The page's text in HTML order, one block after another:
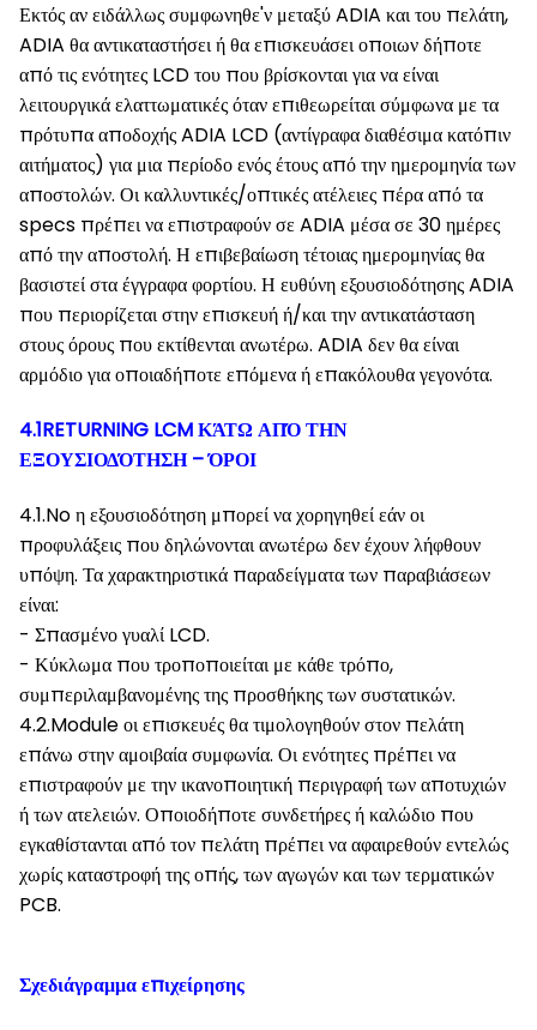
Εκτός αν ειδάλλως συμφωνηθε'ν μεταξύ ADIA και του πελάτη,
ADIA θα αντικαταστήσει ή θα επισκευάσει οποιων δήποτε
από τις ενότητες LCD του που βρίσκονται για να είναι
λειτουργικά ελαττωματικές όταν επιθεωρείται σύμφωνα με τα
πρότυπα αποδοχής ADIA LCD (αντίγραφα διαθέσιμα κατόπιν
αιτήματος) για μια περίοδο ενός έτους από την ημερομηνία των
αποστολών. Οι καλλυντικές/οπτικές ατέλειες πέρα από τα
specs πρέπει να επιστραφούν σε ADIA μέσα σε 30 ημέρες
από την αποστολή. Η επιβεβαίωση τέτοιας ημερομηνίας θα
βασιστεί στα έγγραφα φορτίου. Η ευθύνη εξουσιοδότησης ADIA
που περιορίζεται στην επισκευή ή/και την αντικατάσταση
στους όρους που εκτίθενται ανωτέρω. ADIA δεν θα είναι
αρμόδιο για οποιαδήποτε επόμενα ή επακόλουθα γεγονότα.
4.1RETURNING LCM ΚΆΤΩ ΑΠΌ ΤΗΝ
ΕΞΟΥΣΙΟΔΌΤΗΣΗ – ΌΡΟΙ
4.1.No η εξουσιοδότηση μπορεί να χορηγηθεί εάν οι
προφυλάξεις που δηλώνονται ανωτέρω δεν έχουν λήφθουν
υπόψη. Τα χαρακτηριστικά παραδείγματα των παραβιάσεων
είναι:
- Σπασμένο γυαλί LCD.
- Κύκλωμα που τροποποιείται με κάθε τρόπο,
συμπεριλαμβανομένης της προσθήκης των συστατικών.
4.2.Module οι επισκευές θα τιμολογηθούν στον πελάτη
επάνω στην αμοιβαία συμφωνία. Οι ενότητες πρέπει να
επιστραφούν με την ικανοποιητική περιγραφή των αποτυχιών
ή των ατελειών. Οποιοδήποτε συνδετήρες ή καλώδιο που
εγκαθίστανται από τον πελάτη πρέπει να αφαιρεθούν εντελώς
χωρίς καταστροφή της οπής, των αγωγών και των τερματικών
PCB.
Σχεδιάγραμμα επιχείρησης